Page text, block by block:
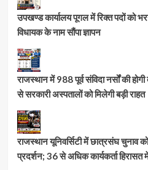
उपखण्ड कार्यालय पूगल में रिक्त पदों को
विधायक के नाम सौंपा ज्ञापन
राजस्थान में 988 पूर्व संविदा नर्सों की होगी
से सरकारी अस्पतालों को मिलेगी बड़ी राहत
राजस्थान यूनिवर्सिटी में छात्रसंघ चुनाव
प्रदर्शन; 36 से अधिक कार्यकर्ता हिरासत